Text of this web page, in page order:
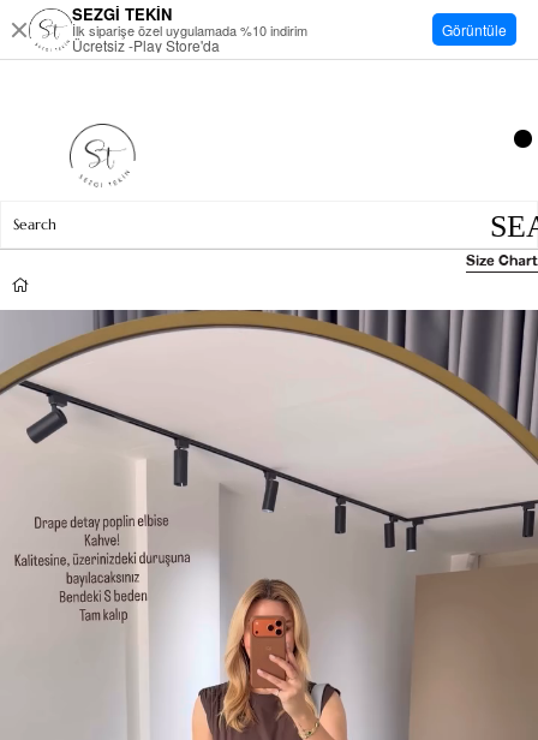
Size Chart
SEZGİ TEKİN
İlk siparişe özel uygulamada %10 indirim
Ücretsiz -Play Store'da
Görüntüle